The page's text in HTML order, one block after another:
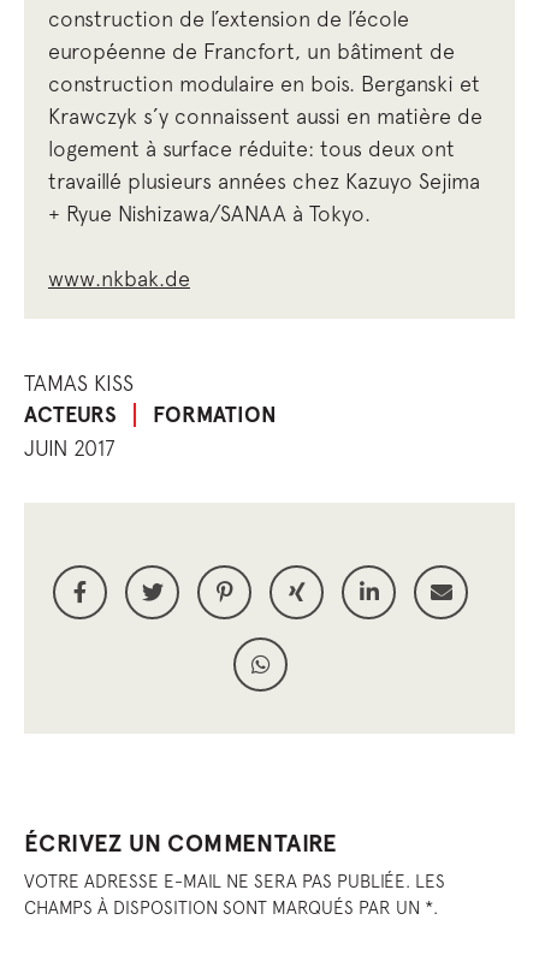
construction de l’extension de l’école
européenne de Francfort, un bâtiment de
construction modulaire en bois. Berganski et
Krawczyk s’y connaissent aussi en matière de
logement à surface réduite: tous deux ont
travaillé plusieurs années chez Kazuyo Sejima
+ Ryue Nishizawa/SANAA à Tokyo.
www.nkbak.de
TAMAS KISS
ACTEURS FORMATION
JUIN 2017
ÉCRIVEZ UN COMMENTAIRE
VOTRE ADRESSE E-MAIL NE SERA PAS PUBLIÉE. LES
CHAMPS À DISPOSITION SONT MARQUÉS PAR UN *.